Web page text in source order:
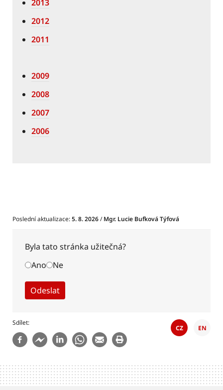
2013
2012
2011
2009
2008
2007
2006
Poslední aktualizace:5. 8. 2026/Mgr. Lucie Bufková Týfová
Byla tato stránka užitečná?
Ano
Ne
Sdílet
CZ EN